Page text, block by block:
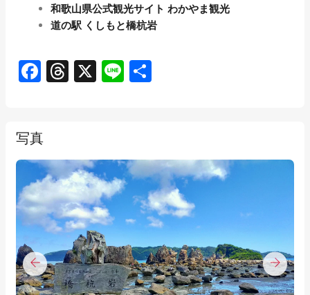
和歌山県公式観光サイト わかやま観光
道の駅 くしもと橋杭岩
Facebook
Threads
X Line
写真